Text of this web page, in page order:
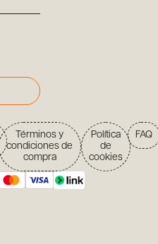
Términos y
condiciones de
compra
Política
de
cookies
FAQ